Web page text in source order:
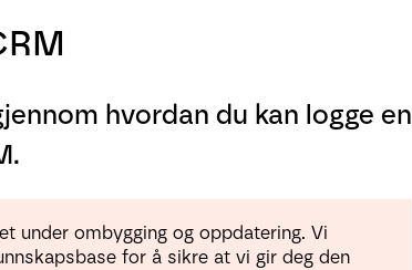
hvordan du kan logge en
under ombygging og oppdatering. Vi
for å sikre at vi gir deg den